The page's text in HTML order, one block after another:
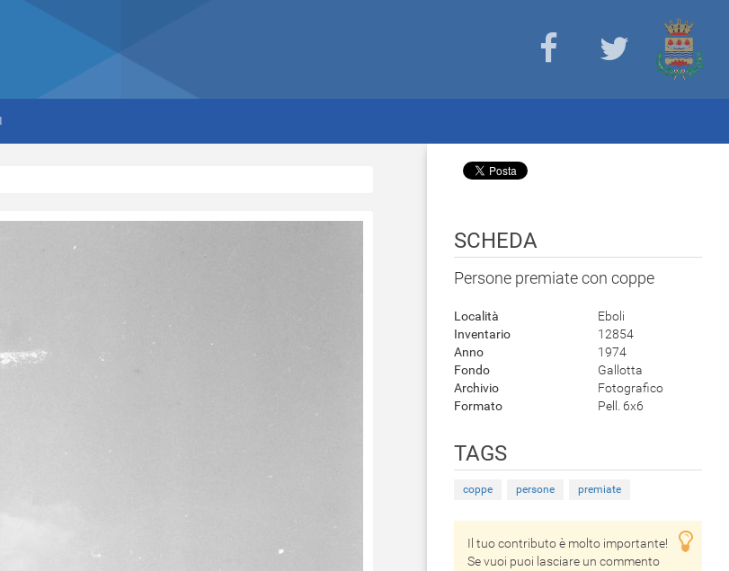
SCHEDA
Persone premiate con coppe
Località
Eboli
Inventario
12854
Anno
1974
Fondo
Gallotta
Archivio
Fotografico
Formato
Pell. 6x6
TAGS
coppe persone premiate
Il tuo contributo è molto importante!
Se vuoi puoi lasciare un commento